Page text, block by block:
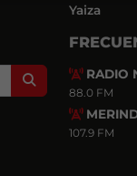
Yaiza
Search RADIO
88.0 FM
107.9 FM